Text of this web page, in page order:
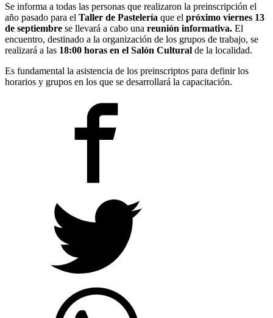
Se informa a todas las personas que realizaron la preinscripción el
año pasado para el Taller de Pastelería que el próximo viernes 13
de septiembre se llevará a cabo una reunión informativa. El
encuentro, destinado a la organización de los grupos de trabajo, se
realizará a las 18:00 horas en el Salón Cultural de la localidad.
Es fundamental la asistencia de los preinscriptos para definir los
horarios y grupos en los que se desarrollará la capacitación.